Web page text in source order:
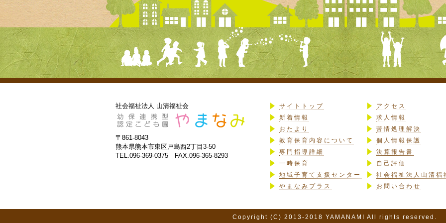
社会福祉法人 山清福祉会
〒861-8043
熊本県熊本市東区戸島西2丁目3-50
TEL.096-369-0375 FAX.096-365-8293
サイトトップ
新着情報
おたより
教育保育内容について
専門指導詳細
一時保育
地域子育て支援センター
やまなみプラス
アクセス
求人情報
苦情処理解決
個人情報保護
決算報告書
自己評価
社会福祉法人山清福
お問い合わせ
Copyright (C) 2013-2018 YAMANAMI All rights reserved.